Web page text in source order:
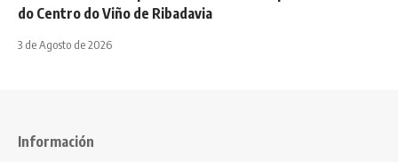
do Centro do Viño de Ribadavia
3 de Agosto de 2026
Información